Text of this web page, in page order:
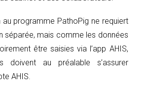
au programme PathoPig ne requiert
séparée, mais comme les données
être saisies via l’app AHIS,
doivent au préalable s’assurer
AHIS.